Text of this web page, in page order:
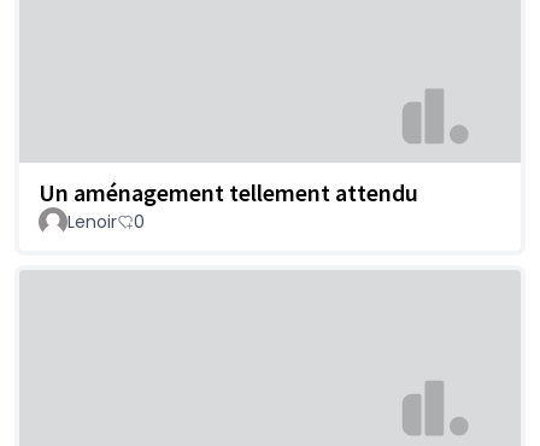
Un aménagement tellement attendu
Lenoir 0